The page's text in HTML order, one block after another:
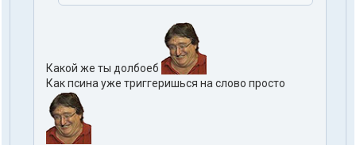
Какой же ты долбоеб
Как псина уже триггеришься на слово просто